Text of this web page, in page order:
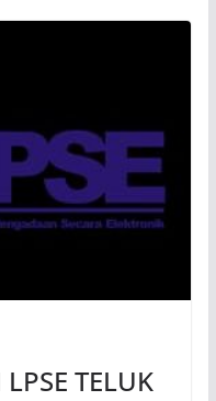
TELUK